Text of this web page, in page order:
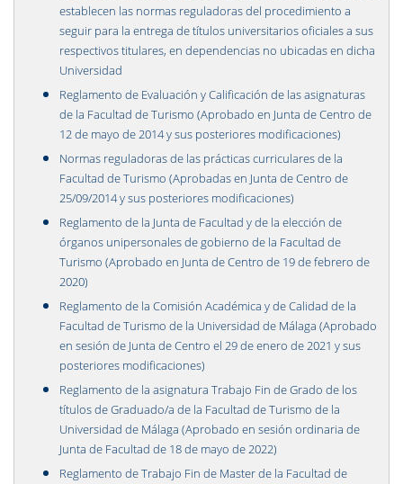
establecen las normas reguladoras del procedimiento a
seguir para la entrega de títulos universitarios oficiales a sus
respectivos titulares, en dependencias no ubicadas en dicha
Universidad
Reglamento de Evaluación y Calificación de las asignaturas
de la Facultad de Turismo (Aprobado en Junta de Centro de
12 de mayo de 2014 y sus posteriores modificaciones)
Normas reguladoras de las prácticas curriculares de la
Facultad de Turismo (Aprobadas en Junta de Centro de
25/09/2014 y sus posteriores modificaciones)
Reglamento de la Junta de Facultad y de la elección de
órganos unipersonales de gobierno de la Facultad de
Turismo (Aprobado en Junta de Centro de 19 de febrero de
2020)
Reglamento de la Comisión Académica y de Calidad de la
Facultad de Turismo de la Universidad de Málaga (Aprobado
en sesión de Junta de Centro el 29 de enero de 2021 y sus
posteriores modificaciones)
Reglamento de la asignatura Trabajo Fin de Grado de los
títulos de Graduado/a de la Facultad de Turismo de la
Universidad de Málaga (Aprobado en sesión ordinaria de
Junta de Facultad de 18 de mayo de 2022)
Reglamento de Trabajo Fin de Master de la Facultad de